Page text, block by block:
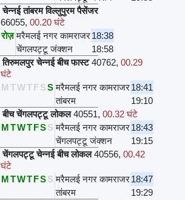
चेन्नई तांबरम विल्लुपुरम पैसेंजर
66055,00.20 घंटे
रोज़ मरैमलई नगर कामराजर18:38
चेंगलपट्टू जंक्शन
18:58
तिरुमलपुर चेन्नई बीच फास्ट 40762,00.29
घंटे
M TWTFSS मरैमलई नगर कामराजर18:41
तांबरम
19:10
बीच चेंगलपट्टू लोकल 40551,00.32 घंटे
MTWTFSS मरैमलई नगर कामराजर18:43
चेंगलपट्टू जंक्शन
19:15
चेंगलपट्टू चेन्नई बीच लोकल 40556,00.42
घंटे
MTWTFSS मरैमलई नगर कामराजर18:47
तांबरम
19:29